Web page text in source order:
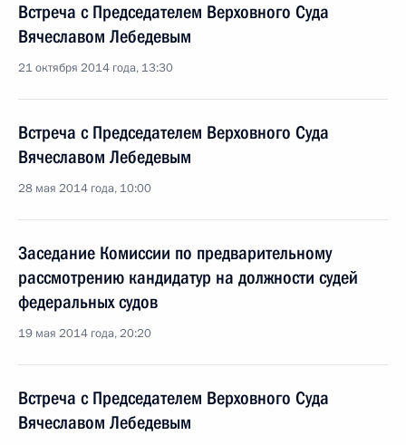
Встреча с Председателем Верховного Суда
Вячеславом Лебедевым
21 октября 2014 года, 13:30
Встреча с Председателем Верховного Суда
Вячеславом Лебедевым
28 мая 2014 года, 10:00
Заседание Комиссии по предварительному
рассмотрению кандидатур на должности судей
федеральных судов
19 мая 2014 года, 20:20
Встреча с Председателем Верховного Суда
Вячеславом Лебедевым